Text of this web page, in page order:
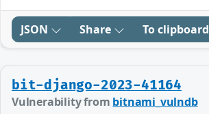
JSON Share To clipboard
bit-django-2023-41164
Vulnerability from bitnami_vulndb